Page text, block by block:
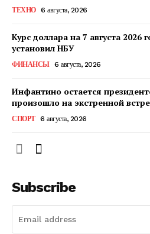
ПОДПИСАТЬСЯ
ТЕХНО 6 августа, 2026
Курс доллара на 7 августа 2026
установил НБУ
ФИНАНСЫ 6 августа, 2026
Инфантино остается
произошло на экстренной
СПОРТ 6 августа, 2026
Subscribe